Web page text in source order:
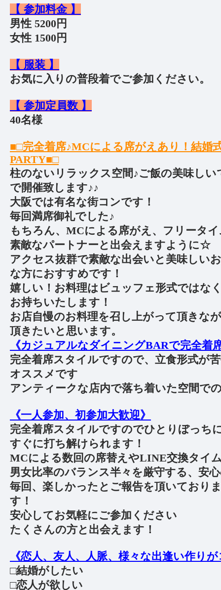
【 参加料金 】
男性 5200円
女性 1500円
【 服装 】
お気に入りの普段着でご参加ください。
【 参加定員数 】
40名様
■□完全着席♪MCによる席がえあり！結婚
PARTY■□
柱のないリラックス空間♪ご飯の美味し
で開催致します♪♪
大阪では有名な街コンです！
毎回満席御礼でした♪
もちろん、MCによる席がえ、フリータ
素敵なパートナーと出会えますように☆
アクセス抜群で素敵な出会いと美味しい
な方におすすめです！
嬉しい！お料理はビュッフェ形式ではな
お持ちいたします！
お店自慢のお料理を召し上がって頂きな
頂きたいと思います。
《カジュアルなダイニングBARで完全着
完全着席スタイルですので、立食形式が
オススメです
アンティークな店内で落ち着いた空間で
《一人参加、初参加大歓迎》
完全着席スタイルですのでひとりぼっち
すぐに打ち解けられます！
MCによる数回の席替えやLINE交換タイ
男女比率のバランス半々を厳守する、安
毎回、楽しかったとご報告を頂いており
す！
安心してお気軽にご参加ください
たくさんの方と出会えます！
《恋人、友人、人脈、様々な出逢い作り
□結婚がしたい
□恋人が欲しい